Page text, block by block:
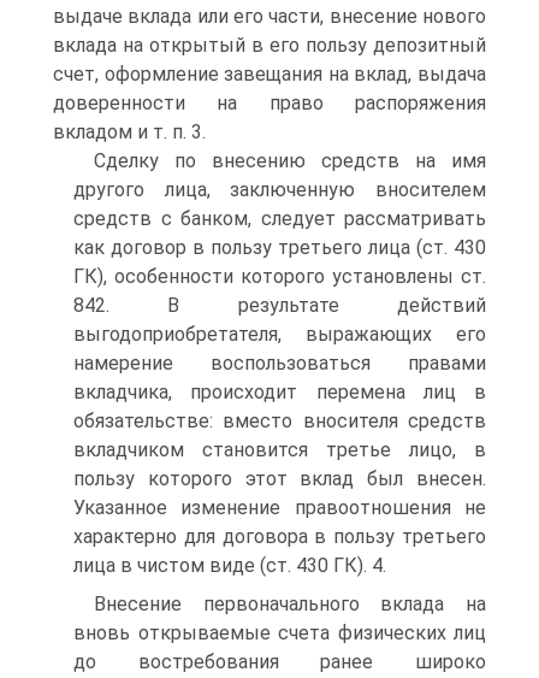
выдаче вклада или его части, внесение нового
вклада на открытый в его пользу депозитный
счет, оформление завещания на вклад, выдача
доверенности на право распоряжения
вкладом и т. п. 3.
Сделку по внесению средств на имя
другого лица, заключенную вносителем
средств с банком, следует рассматривать
как договор в пользу третьего лица (ст. 430
ГК), особенности которого установлены ст.
842. В результате действий
выгодоприобретателя, выражающих его
намерение воспользоваться правами
вкладчика, происходит перемена лиц в
обязательстве: вместо вносителя средств
вкладчиком становится третье лицо, в
пользу которого этот вклад был внесен.
Указанное изменение правоотношения не
характерно для договора в пользу третьего
лица в чистом виде (ст. 430 ГК). 4.
Внесение первоначального вклада на
вновь открываемые счета физических лиц
до востребования ранее широко